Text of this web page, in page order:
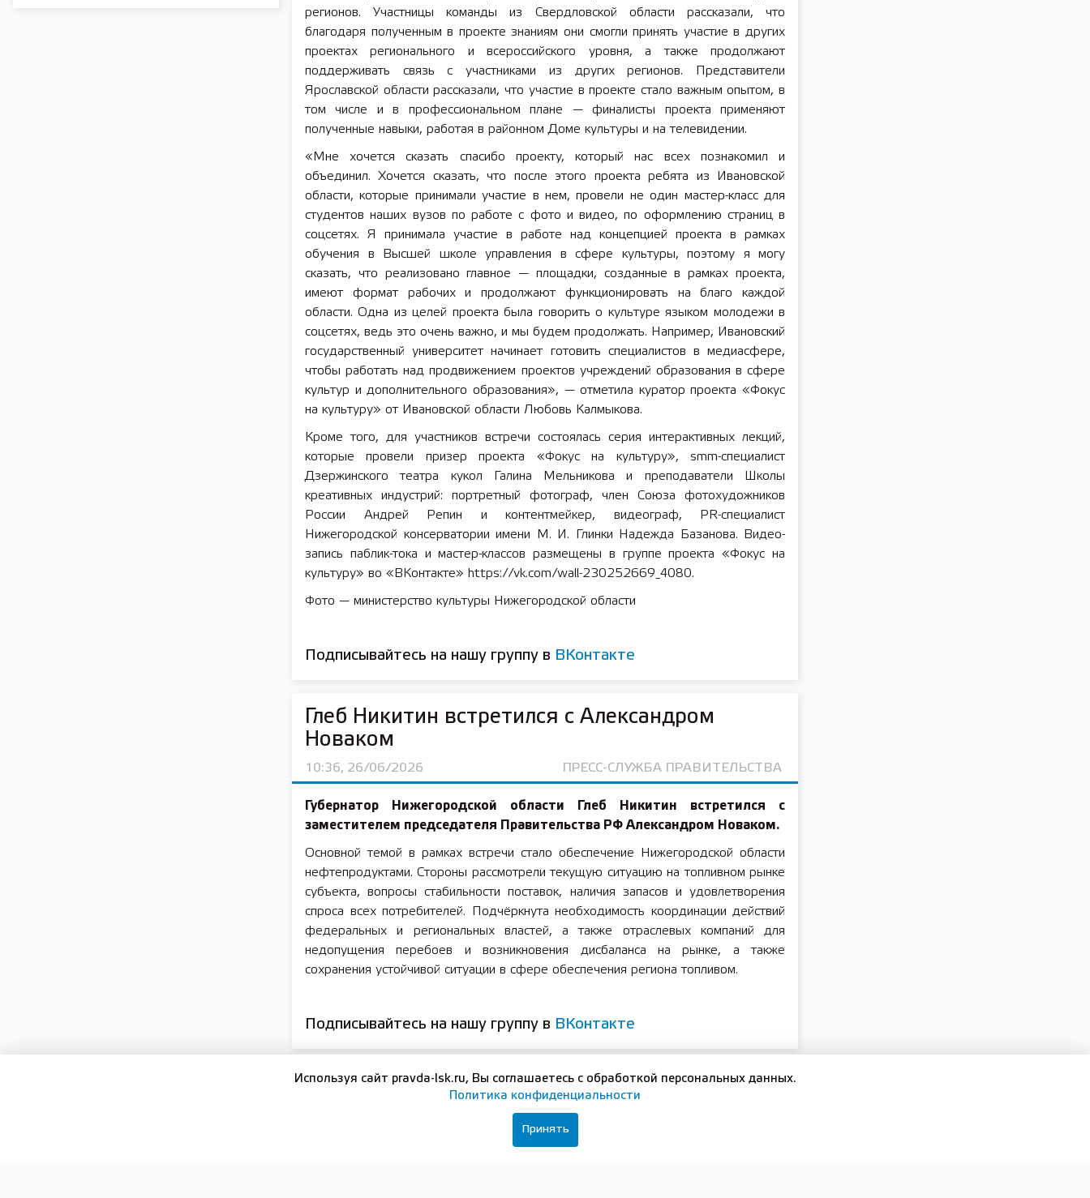
регионов. Участницы команды из Свердловской области рассказали, что
благодаря полученным в проекте знаниям они смогли принять участие в других
проектах регионального и всероссийского уровня, а также продолжают
поддерживать связь с участниками из других регионов. Представители
Ярославской области рассказали, что участие в проекте стало важным опытом, в
том числе и в профессиональном плане — финалисты проекта применяют
полученные навыки, работая в районном Доме культуры и на телевидении.
«Мне хочется сказать спасибо проекту, который нас всех познакомил и
объединил. Хочется сказать, что после этого проекта ребята из Ивановской
области, которые принимали участие в нем, провели не один мастер-класс для
студентов наших вузов по работе с фото и видео, по оформлению страниц в
соцсетях. Я принимала участие в работе над концепцией проекта в рамках
обучения в Высшей школе управления в сфере культуры, поэтому я могу
сказать, что реализовано главное — площадки, созданные в рамках проекта,
имеют формат рабочих и продолжают функционировать на благо каждой
области. Одна из целей проекта была говорить о культуре языком молодежи в
соцсетях, ведь это очень важно, и мы будем продолжать. Например, Ивановский
государственный университет начинает готовить специалистов в медиасфере,
чтобы работать над продвижением проектов учреждений образования в сфере
культур и дополнительного образования», — отметила куратор проекта «Фокус
на культуру» от Ивановской области Любовь Калмыкова.
Кроме того, для участников встречи состоялась серия интерактивных лекций,
которые провели призер проекта «Фокус на культуру», smm-специалист
Дзержинского театра кукол Галина Мельникова и преподаватели Школы
креативных индустрий: портретный фотограф, член Союза фотохудожников
России Андрей Репин и контентмейкер, видеограф, PR-специалист
Нижегородской консерватории имени М. И. Глинки Надежда Базанова. Видео-
запись паблик-тока и мастер-классов размещены в группе проекта «Фокус на
культуру» во «ВКонтакте» https://vk.com/wall-230252669_4080.
Фото — министерство культуры Нижегородской области
Подписывайтесь на нашу группу в ВКонтакте
Глеб Никитин встретился с Александром
Новаком
10:36, 26/06/2026 ПРЕСС-СЛУЖБА ПРАВИТЕЛЬСТВА
Губернатор Нижегородской области Глеб Никитин встретился с
заместителем председателя Правительства РФ Александром Новаком.
Основной темой в рамках встречи стало обеспечение Нижегородской области
нефтепродуктами. Стороны рассмотрели текущую ситуацию на топливном рынке
субъекта, вопросы стабильности поставок, наличия запасов и удовлетворения
спроса всех потребителей. Подчёркнута необходимость координации действий
федеральных и региональных властей, а также отраслевых компаний для
недопущения перебоев и возникновения дисбаланса на рынке, а также
сохранения устойчивой ситуации в сфере обеспечения региона топливом.
Подписывайтесь на нашу группу в ВКонтакте
Используя сайт pravda-lsk.ru, Вы соглашаетесь с обработкой персональных данных.
Политика конфиденциальности
Принять